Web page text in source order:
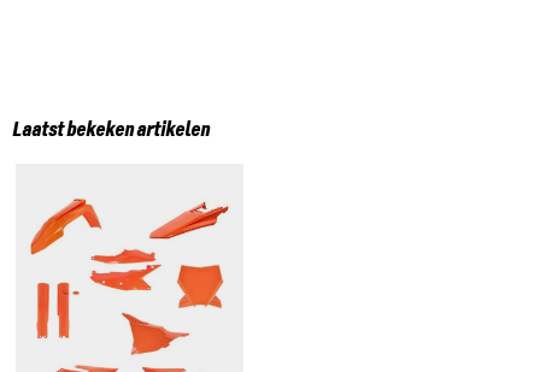
Laatst bekeken artikelen